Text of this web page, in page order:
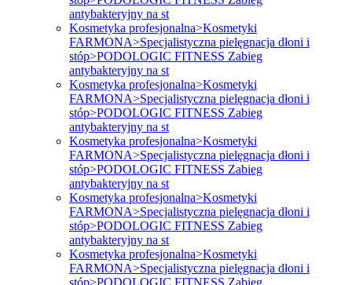
antybakteryjny na st
Kosmetyka profesjonalna>Kosmetyki
FARMONA>Specjalistyczna pielęgnacja dłoni i
stóp>PODOLOGIC FITNESS Zabieg
antybakteryjny na st
Kosmetyka profesjonalna>Kosmetyki
FARMONA>Specjalistyczna pielęgnacja dłoni i
stóp>PODOLOGIC FITNESS Zabieg
antybakteryjny na st
Kosmetyka profesjonalna>Kosmetyki
FARMONA>Specjalistyczna pielęgnacja dłoni i
stóp>PODOLOGIC FITNESS Zabieg
antybakteryjny na st
Kosmetyka profesjonalna>Kosmetyki
FARMONA>Specjalistyczna pielęgnacja dłoni i
stóp>PODOLOGIC FITNESS Zabieg
antybakteryjny na st
Kosmetyka profesjonalna>Kosmetyki
FARMONA>Specjalistyczna pielęgnacja dłoni i
stóp>PODOLOGIC FITNESS Zabieg